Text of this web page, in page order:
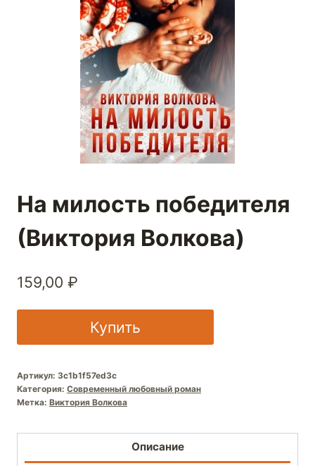
На милость победителя
(Виктория Волкова)
159,00 ₽
Купить
Артикул: 3c1b1f57ed3c
Категория: Современный любовный роман
Метка: Виктория Волкова
Описание